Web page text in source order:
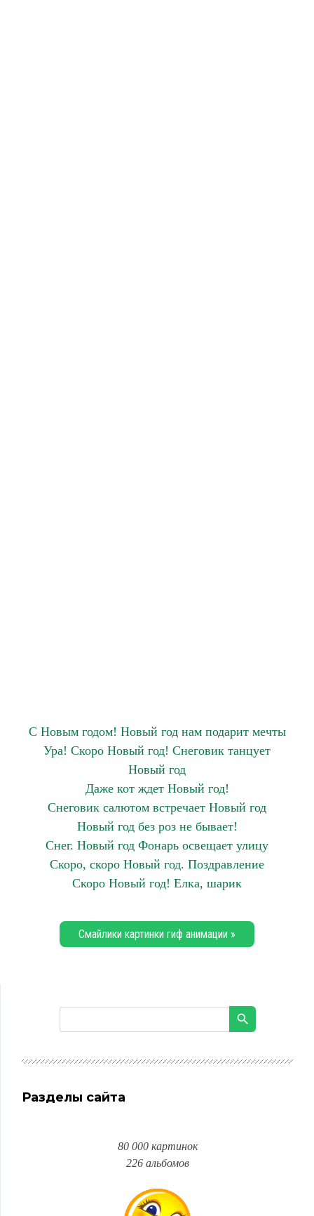
С Новым годом! Новый год нам подарит мечты
Ура! Скоро Новый год! Снеговик танцует
Новый год
Даже кот ждет Новый год!
Снеговик салютом встречает Новый год
Новый год без роз не бывает!
Снег. Новый год Фонарь освещает улицу
Скоро, скоро Новый год. Поздравление
Скоро Новый год! Елка, шарик
Смайлики картинки гиф анимации »
Разделы сайта
80 000 картинок
226 альбомов